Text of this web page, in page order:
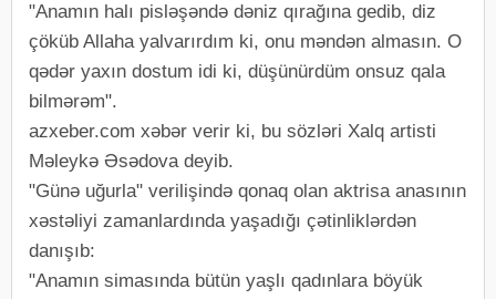
"Anamın halı pisləşəndə dəniz qırağına gedib, diz
çöküb Allaha yalvarırdım ki, onu məndən almasın. O
qədər yaxın dostum idi ki, düşünürdüm onsuz qala
bilmərəm".
azxeber.com xəbər verir ki, bu sözləri Xalq artisti
Məleykə Əsədova deyib.
"Günə uğurla" verilişində qonaq olan aktrisa anasının
xəstəliyi zamanlardında yaşadığı çətinliklərdən
danışıb:
"Anamın simasında bütün yaşlı qadınlara böyük